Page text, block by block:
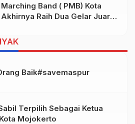
Band ( PMB) Kota
Raih Dua Gelar Juara
Jatim 2024
Baik#savemaspur
Terpilih Sebagai Ketua
Mojokerto